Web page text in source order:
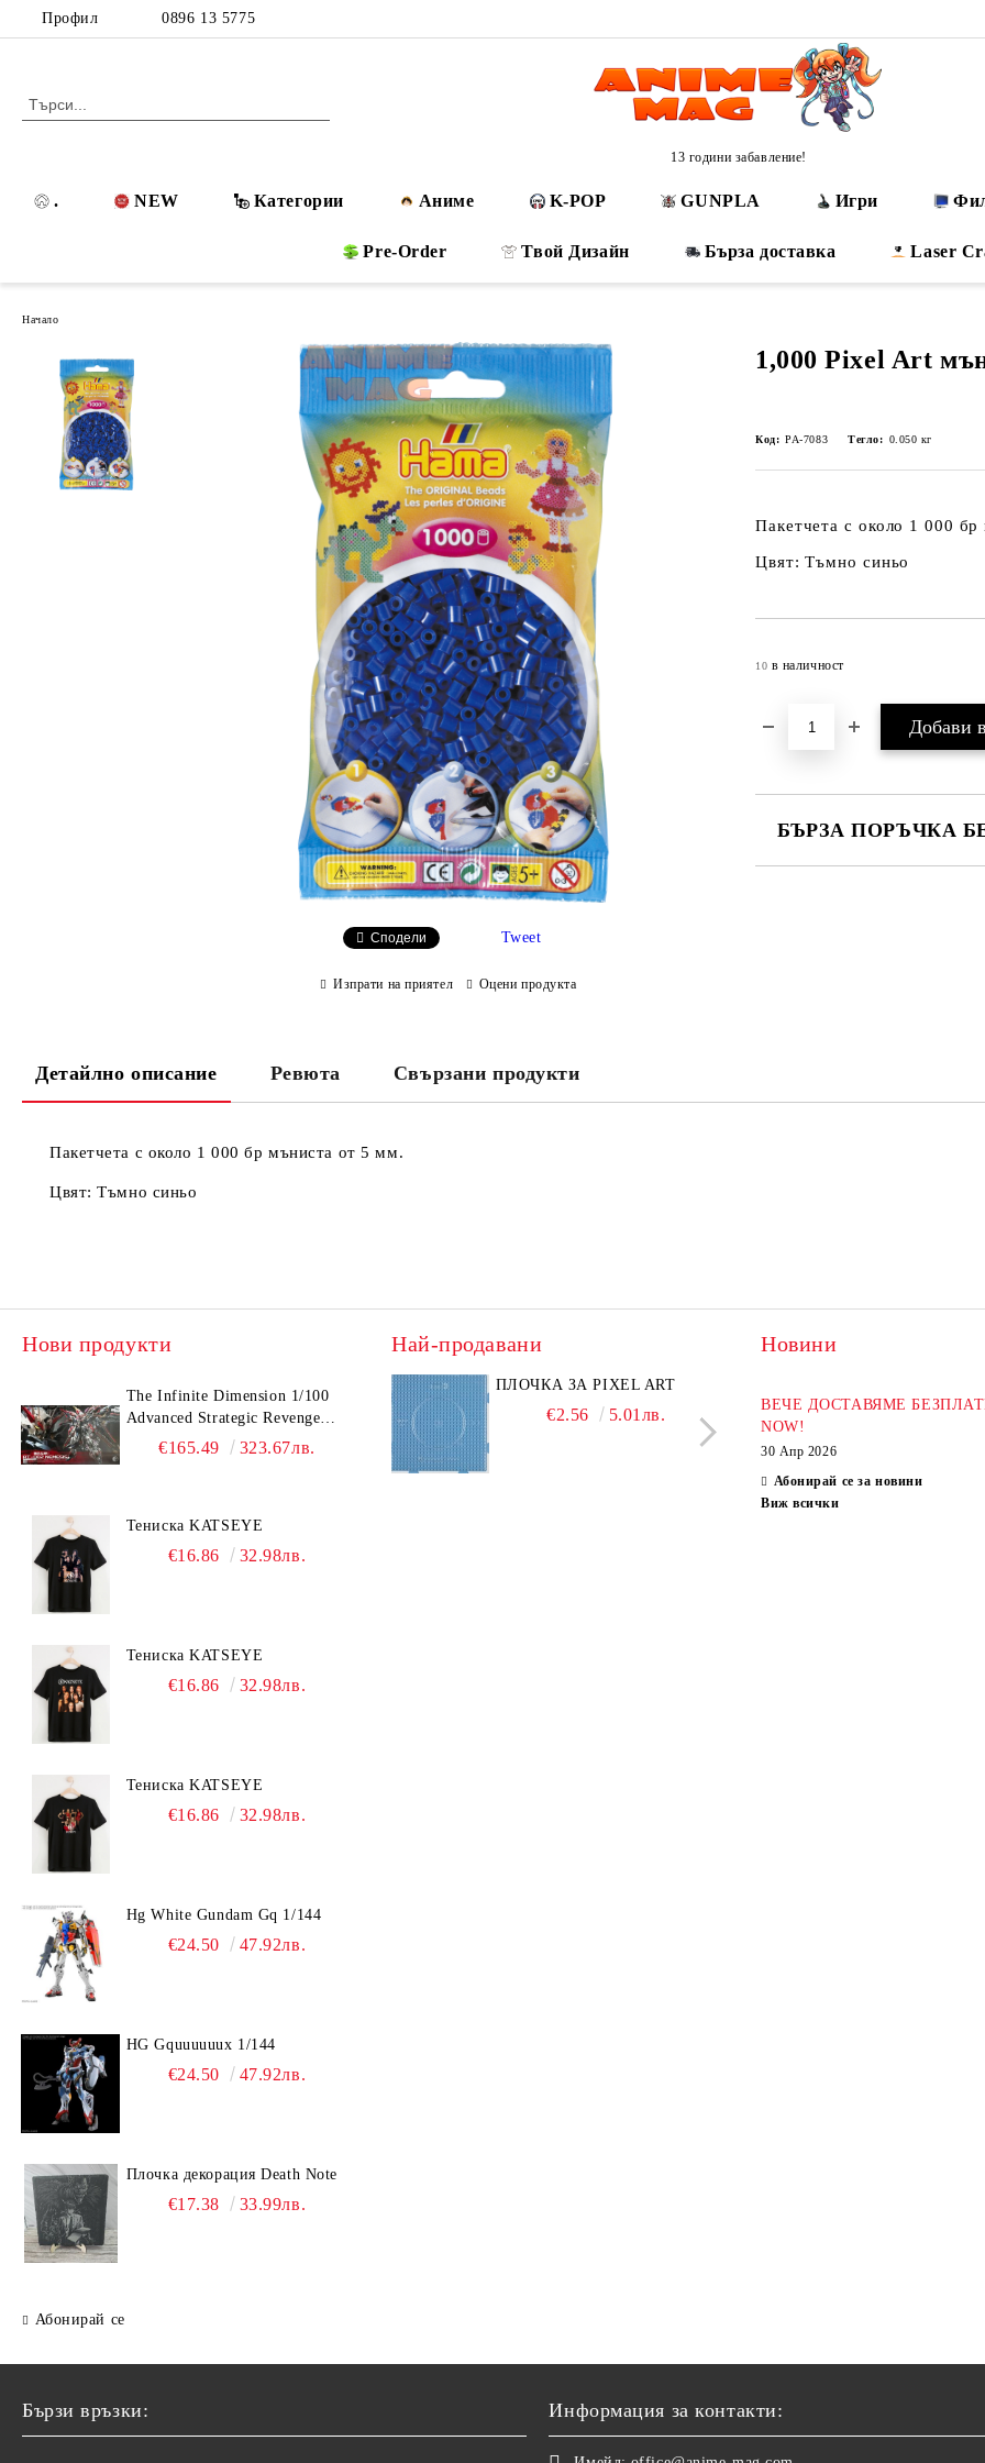
Профил 0896 13 5775
13 години забавление!
. NEW Категории Аниме K-POP GUNPLA Игри
Pre-Order Твой Дизайн Бърза доставка Laser
Начало
1,000 Pixel Art
Код: PA-7083 Тегло: 0.050 кг
Пакетчета с около 1 000
Цвят: Тъмно синьо
10 в наличност
БЪРЗА ПОРЪЧКА
Сподели Tweet
Изпрати на приятел Оцени продукта
Детайлно описание Ревюта Свързани продукти
Пакетчета с около 1 000 бр мъниста от 5 мм.
Цвят: Тъмно синьо
Нови продукти
The Infinite Dimension 1/100
Advanced Strategic Revenge
Titan RT-002 Nemesis
€165.49 323.67лв.
Тениска KATSEYE
€16.86 32.98лв.
Тениска KATSEYE
€16.86 32.98лв.
Тениска KATSEYE
€16.86 32.98лв.
Hg White Gundam Gq 1/144
€24.50 47.92лв.
HG Gquuuuuux 1/144
€24.50 47.92лв.
Плочка декорация Death Note
€17.38 33.99лв.
Абонирай се
Най-продавани
ПЛОЧКА ЗА PIXEL ART
€2.56 5.01лв. €2.04
Новини
ВЕЧЕ ДОСТАВЯМЕ
NOW!
30 Апр 2026
Абонирай се за новини
Виж всички
Бързи връзки: Информация за контакти: